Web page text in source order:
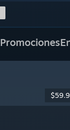
Promociones